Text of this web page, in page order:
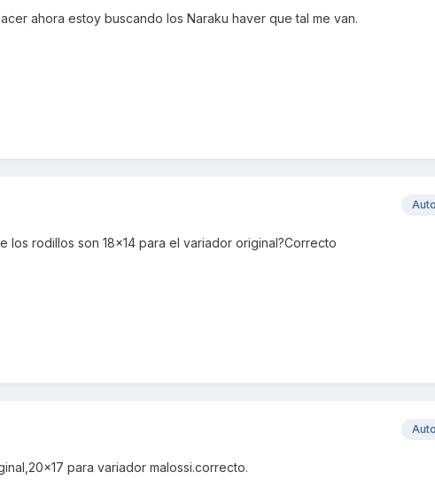
ahora estoy buscando los Naraku haver que tal me van.
los rodillos son 18x14 para el variador original?Correcto
para variador malossi.correcto.